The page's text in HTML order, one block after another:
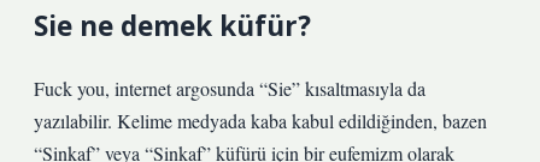
Sie ne demek küfür?
Fuck you, internet argosunda “Sie” kısaltmasıyla da
yazılabilir. Kelime medyada kaba kabul edildiğinden, bazen
“Sinkaf” veya “Sinkaf” küfürü için bir eufemizm olarak